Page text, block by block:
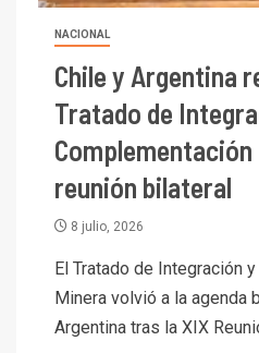
NACIONAL
Chile y Argentina
Tratado de
reunión bilateral
8 julio, 2026
El Tratado de Integración
Minera volvió a la agenda
Argentina tras la XIX